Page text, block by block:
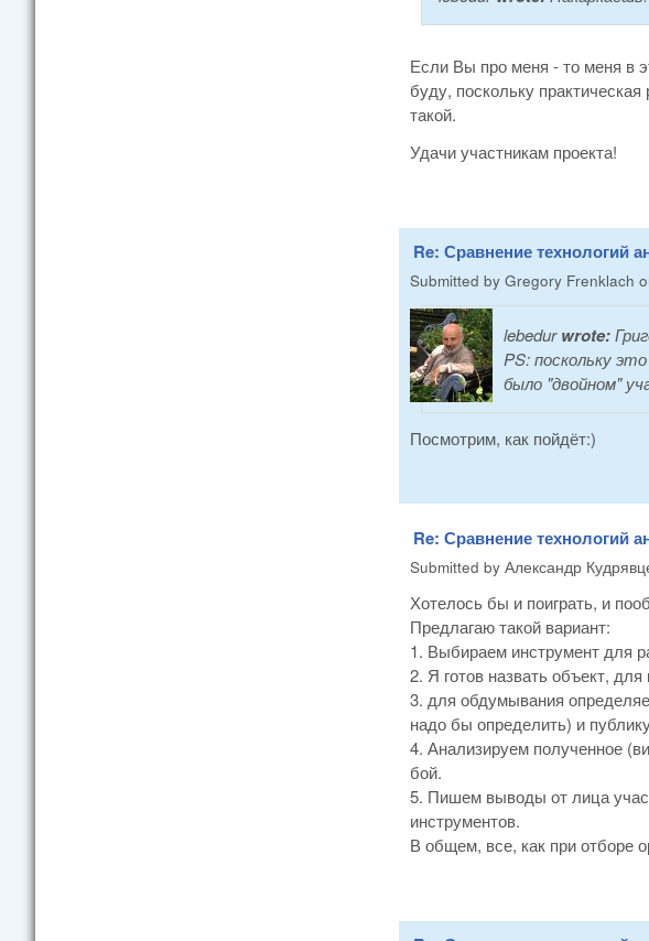
Если Вы про меня - то меня в
буду, поскольку
такой.
Удачи участникам проекта!
Re: Сравнение технологий
Submitted by Gregory Frenklach
lebedurwrote:
PS: поскольку
было "двойном"
Посмотрим, как пойдёт:)
Re: Сравнение технологий
Submitted by Александр
Хотелось бы и поиграть, и
Предлагаю такой вариант:
1. Выбираем инструмент для
2. Я готов назвать объект,
3. для обдумывания
надо бы определить) и
4. Анализируем полученное
бой.
5. Пишем выводы от лица
инструментов.
В общем, все, как при отборе